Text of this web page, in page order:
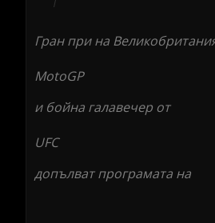
Гран при на
MotoGP
и бойна галавечер от
UFC
допълват програмата на